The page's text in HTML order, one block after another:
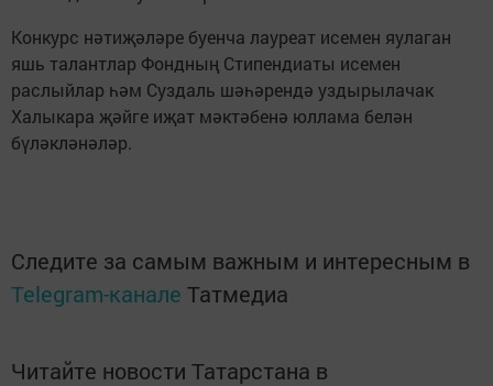
Конкурс нәтиҗәләре буенча лауреат исемен яулаган
яшь талантлар Фондның Стипендиаты исемен
раслыйлар һәм Суздаль шәһәрендә уздырылачак
Халыкара җәйге иҗат мәктәбенә юллама белән
бүләкләнәләр.
Следите за самым важным и интересным в
Telegram-канале Татмедиа
Читайте новости Татарстана в